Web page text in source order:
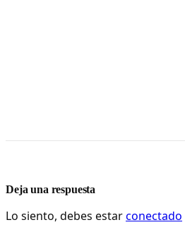
Deja una respuesta
Lo siento, debes estarconectado